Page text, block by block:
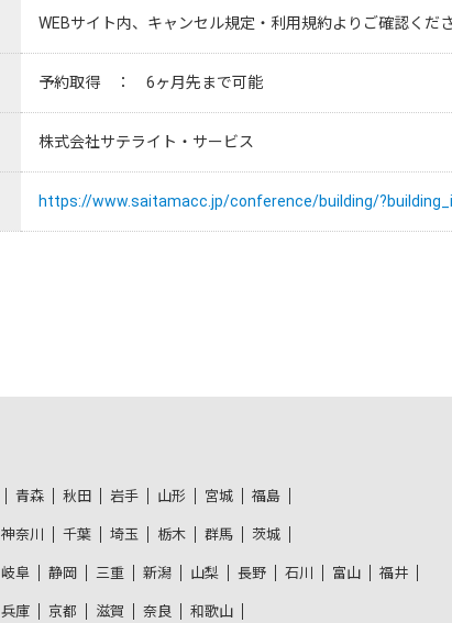
WEBサイト内、キャンセル規定・利用規約よりご確認くださ
予約取得　：　6ヶ月先まで可能
株式会社サテライト・サービス
https://www.saitamacc.jp/conference/building/
青森 秋田 岩手 山形 宮城 福島
神奈川 千葉 埼玉 栃木 群馬 茨城
岐阜 静岡 三重 新潟 山梨 長野 石川 富山 福井
兵庫 京都 滋賀 奈良 和歌山